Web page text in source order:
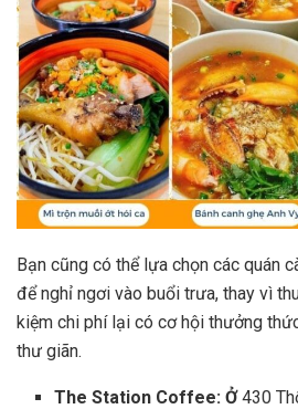
Bạn cũng có thể lựa chọn các quán
để nghỉ ngơi vào buổi trưa, thay vì
kiệm chi phí lại có cơ hội thưởng
thư giãn.
The Station Coffee: Ở430